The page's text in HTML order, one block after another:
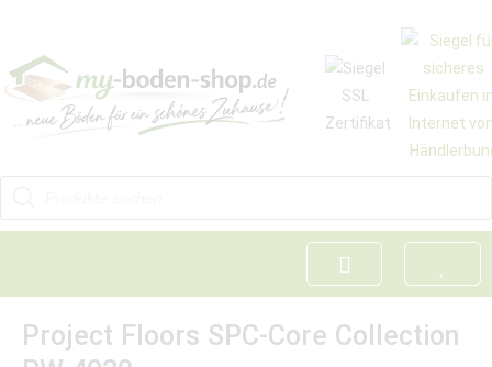
Project Floors SPC-Core Collection